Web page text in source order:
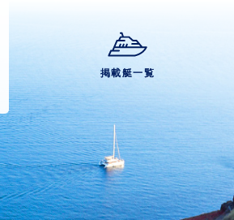
掲載艇一覧